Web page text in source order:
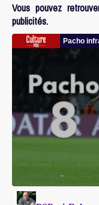
Vous pouvez
publicités.